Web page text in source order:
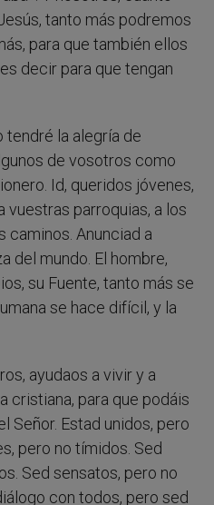
tanto más podremos
para que también ellos
decir para que tengan
tendré la alegría de
de vosotros como
Id, queridos jóvenes,
vuestras parroquias, a los
caminos. Anunciad a
del mundo. El hombre,
su Fuente, tanto más se
se hace difícil, y la
ayudaos a vivir y a
cristiana, para que podáis
Señor. Estad unidos, pero
pero no tímidos. Sed
Sed sensatos, pero no
con todos, pero sed